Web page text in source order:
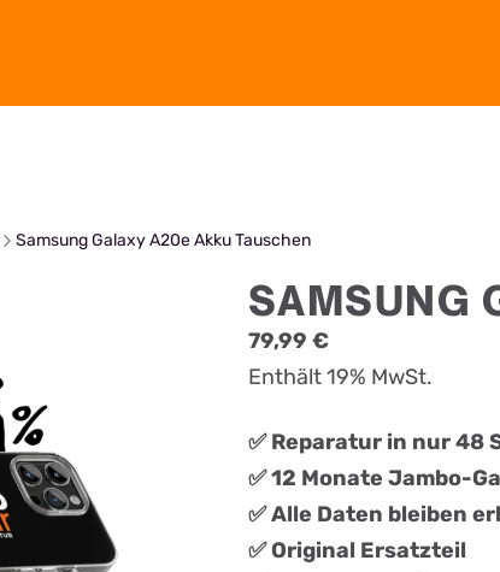
Samsung Galaxy A20e Akku Tauschen
SAMSUNG
79,99 €
Enthält 19% MwSt.
✅ Reparatur in nur 48
✅ 12 Monate Jambo-
✅ Alle Daten bleiben
✅Original Ersatzteil